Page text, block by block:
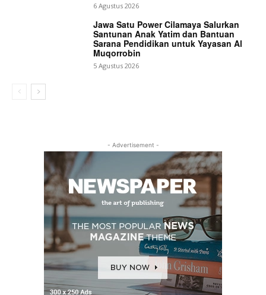
6 Agustus 2026
Jawa Satu Power Cilamaya Salurkan
Santunan Anak Yatim dan Bantuan
Sarana Pendidikan untuk Yayasan Al
Muqorrobin
5 Agustus 2026
- Advertisement -